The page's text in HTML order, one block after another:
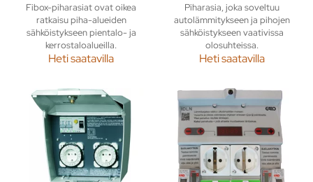
Fibox-piharasiat ovat oikea
ratkaisu piha-alueiden
sähköistykseen pientalo- ja
kerrostaloalueilla.
Heti saatavilla
Piharasia, joka soveltuu
autolämmitykseen ja pihojen
sähköistykseen vaativissa
olosuhteissa.
Heti saatavilla